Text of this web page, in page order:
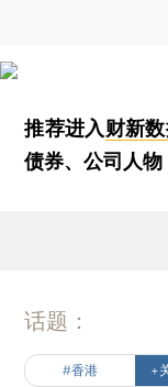
推荐进入财新
债券、公司人物
话题：
#香港 +